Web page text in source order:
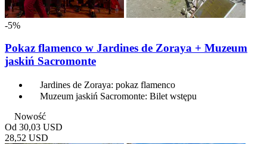
-5%
Pokaz flamenco w Jardines de Zoraya + Muzeum
jaskiń Sacromonte
Jardines de Zoraya: pokaz flamenco
Muzeum jaskiń Sacromonte: Bilet wstępu
Nowość
Od 30,03 USD
28,52 USD